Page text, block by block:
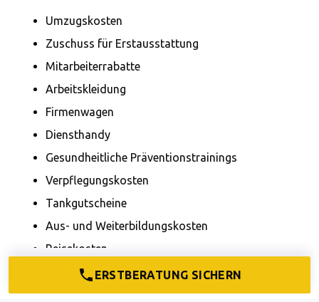
Umzugskosten
Zuschuss für Erstausstattung
Mitarbeiterrabatte
Arbeitskleidung
Firmenwagen
Diensthandy
Gesundheitliche Präventionstrainings
Verpflegungskosten
Tankgutscheine
Aus- und Weiterbildungskosten
Reisekosten
Mieten inkl. Strom- und Wasserkosten
Reinigungskosten
ERSTBERATUNG SICHERN